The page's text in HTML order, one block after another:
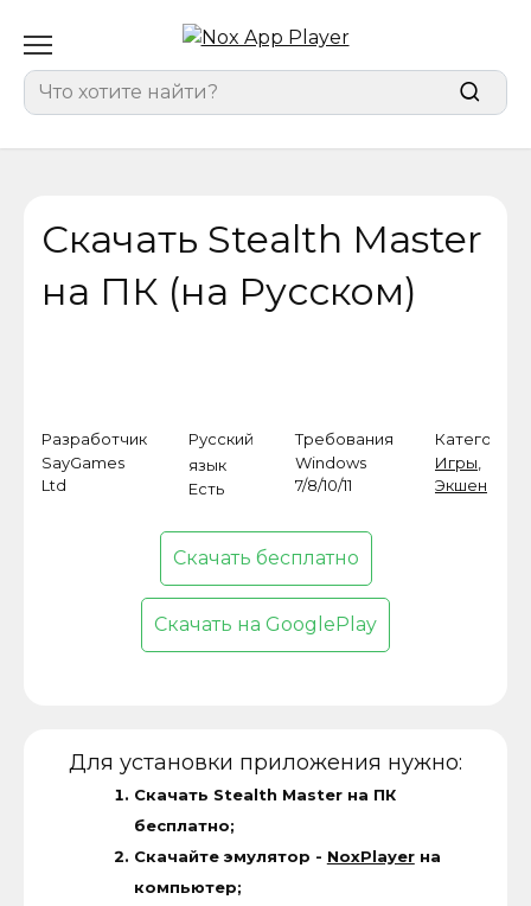
содержанию
for:
Скачать Stealth Master
на ПК (на Русском)
Разработчик
SayGames
Ltd
Русский
язык
Есть
Требования
Windows
7/8/10/11
Категория
Игры
Экшен
Скачать бесплатно
Скачать на GooglePlay
Для установки приложения нужно:
Скачать Stealth Master на ПК
бесплатно;
Скачайте эмулятор - NoxPlayerна
компьютер;